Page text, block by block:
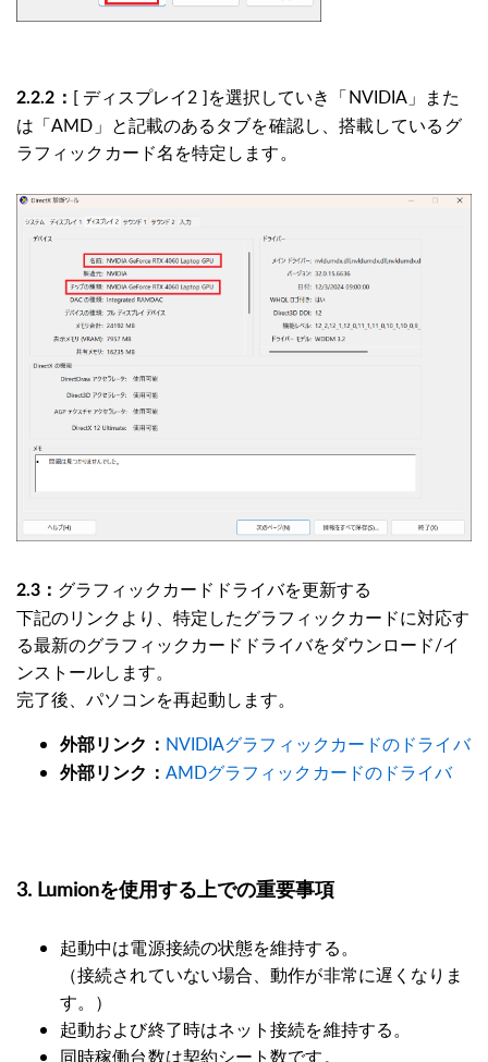
2.2.2： [ ディスプレイ2 ]を選択していき「NVIDIA」また
は「AMD」と記載のあるタブを確認し、搭載しているグ
ラフィックカード名を特定します。
2.3： グラフィ​ックカードドライバを更新する
下記のリンクより、特定したグラフィックカードに対応す
る最新のグラフィックカードドライバをダウンロード/イ
ンストールします。
完了後、パソコンを再起動します。
外部リンク： NVIDIAグラフィックカードのドライバ
外部リンク： AMDグラフィックカードのドライバ
3. Lumionを使用する上での重要事項
起動中は電源接続の状態を維持する。
（接続されていない場合、動作が非常に遅くなりま
す。）
起動および終了時はネット接続を維持する。
同時稼働台数は契約シート数です。